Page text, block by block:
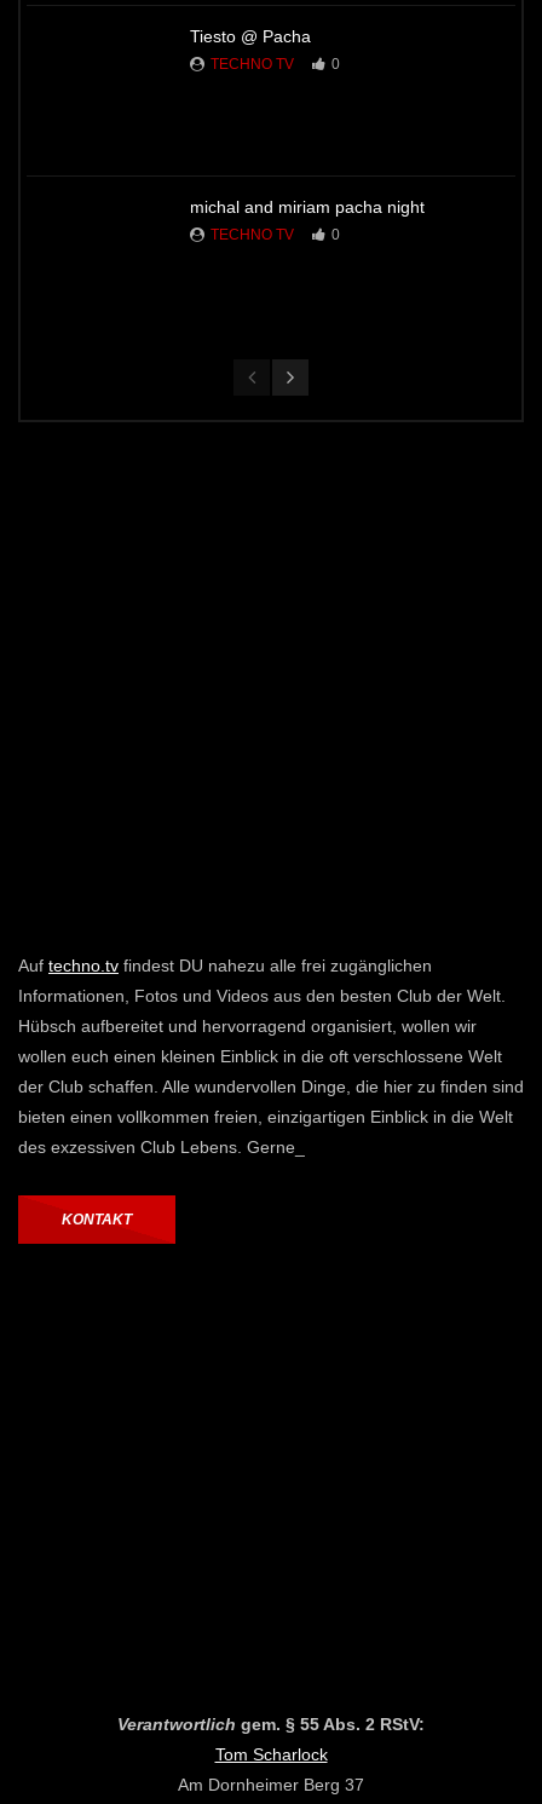
Tiesto @ Pacha
TECHNO TV 0
michal and miriam pacha night
TECHNO TV 0
Auf techno.tv findest DU nahezu alle frei zugänglichen
Informationen, Fotos und Videos aus den besten Club der Welt.
Hübsch aufbereitet und hervorragend organisiert, wollen wir
wollen euch einen kleinen Einblick in die oft verschlossene Welt
der Club schaffen. Alle wundervollen Dinge, die hier zu finden sind
bieten einen vollkommen freien, einzigartigen Einblick in die Welt
des exzessiven Club Lebens. Gerne_
KONTAKT
Verantwortlich gem. § 55 Abs. 2 RStV:
Tom Scharlock
Am Dornheimer Berg 37